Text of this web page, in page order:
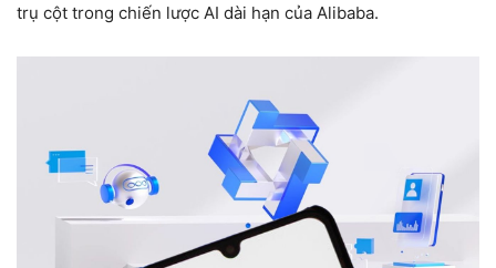
trụ cột trong chiến lược AI dài hạn của Alibaba.